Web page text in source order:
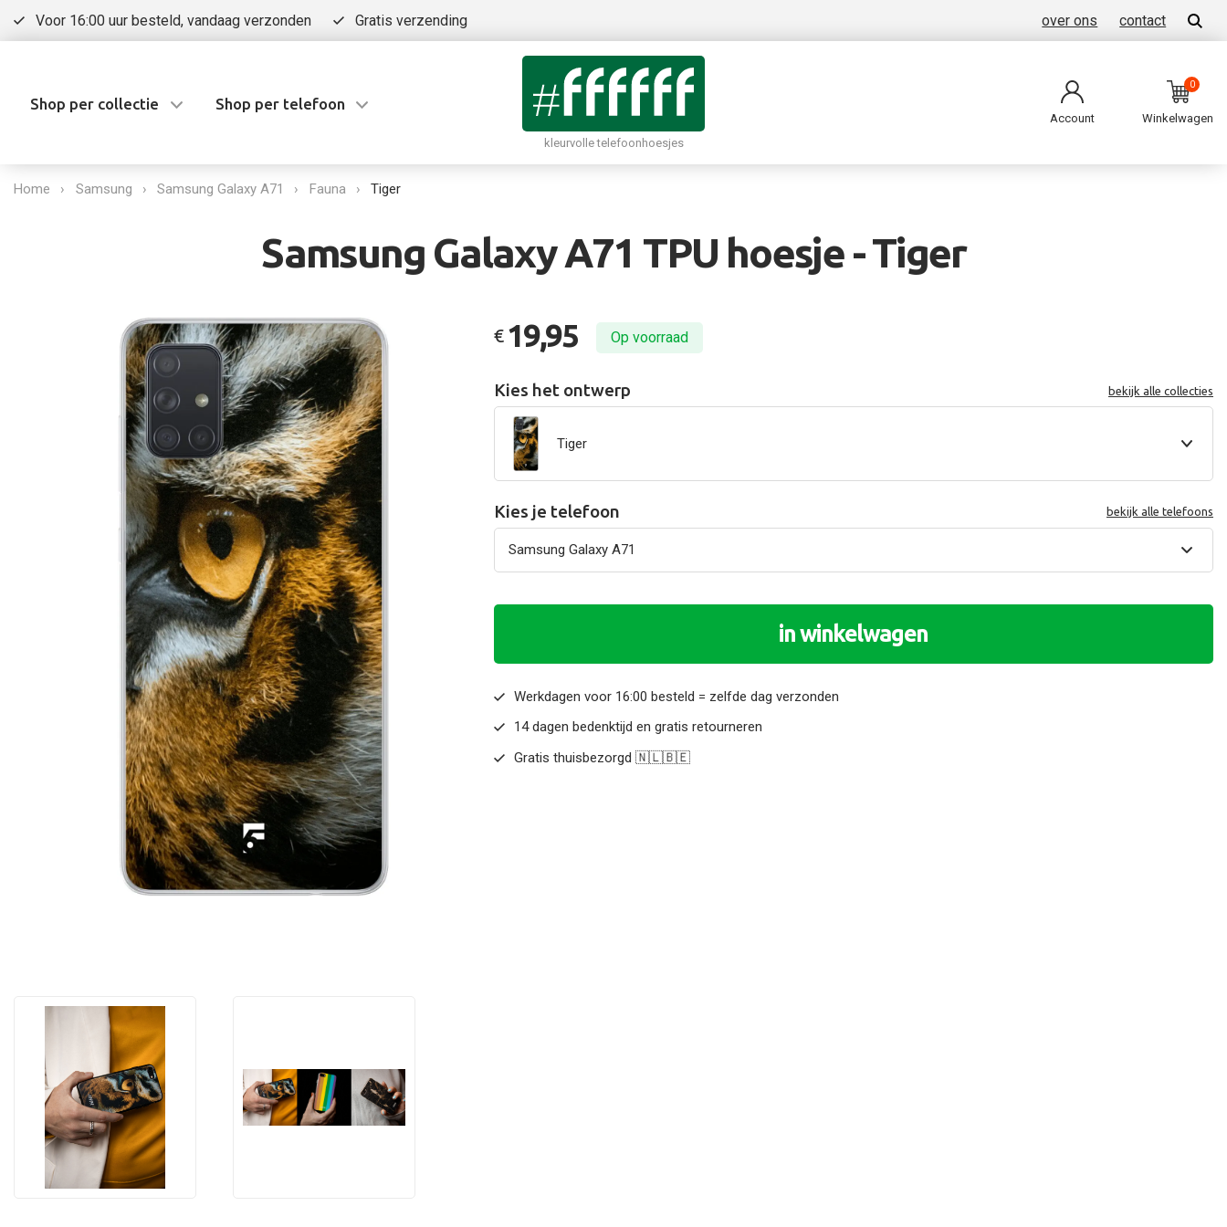
Voor 16:00 uur besteld, vandaag verzonden Gratis verzending over ons contact
Shop per collectie Shop per telefoon
kleurvolle telefoonhoesjes
Account
0
Winkelwagen
Home Samsung Samsung Galaxy A71 Fauna Tiger
Samsung Galaxy A71 TPU hoesje - Tiger
€ 19,95 Op voorraad
Kies het ontwerp bekijk alle collecties
Tiger
Kies je telefoon bekijk alle telefoons
in winkelwagen
Werkdagen voor 16:00 besteld = zelfde dag verzonden
14 dagen bedenktijd en gratis retourneren
Gratis thuisbezorgd 🇳🇱🇧🇪